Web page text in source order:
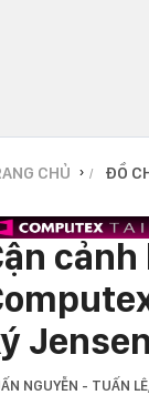
CHỦ › ĐỒ
NGUYỄN - TUẤN LÊ